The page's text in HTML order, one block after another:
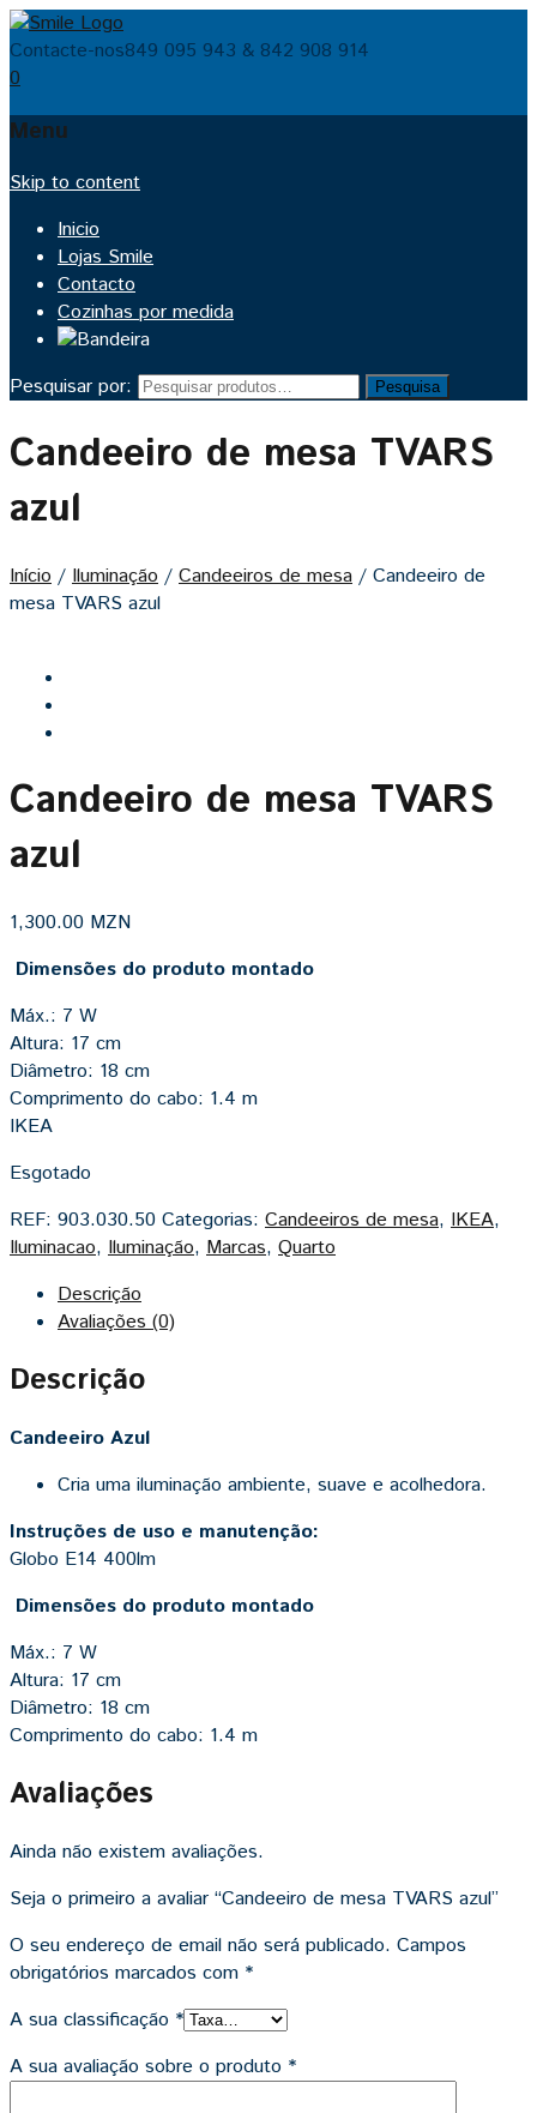
Contacte-nos849 095 943 & 842 908 914
0
Menu
Skip to content
Inicio
Lojas Smile
Contacto
Cozinhas por medida
Pesquisar por: Pesquisa
Candeeiro de mesa TVARS
azul
Início / Iluminação / Candeeiros de mesa / Candeeiro de
mesa TVARS azul
Candeeiro de mesa TVARS
azul
1,300.00 MZN
Dimensões do produto montado
Máx.: 7 W
Altura: 17 cm
Diâmetro: 18 cm
Comprimento do cabo: 1.4 m
IKEA
Esgotado
REF: 903.030.50 Categorias: Candeeiros de mesa, IKEA,
Iluminacao, Iluminação, Marcas, Quarto
Descrição
Avaliações (0)
Descrição
Candeeiro Azul
Cria uma iluminação ambiente, suave e acolhedora.
Instruções de uso e manutenção:
Globo E14 400lm
Dimensões do produto montado
Máx.: 7 W
Altura: 17 cm
Diâmetro: 18 cm
Comprimento do cabo: 1.4 m
Avaliações
Ainda não existem avaliações.
Seja o primeiro a avaliar “Candeeiro de mesa TVARS azul”
O seu endereço de email não será publicado. Campos
obrigatórios marcados com *
A sua classificação *
A sua avaliação sobre o produto *